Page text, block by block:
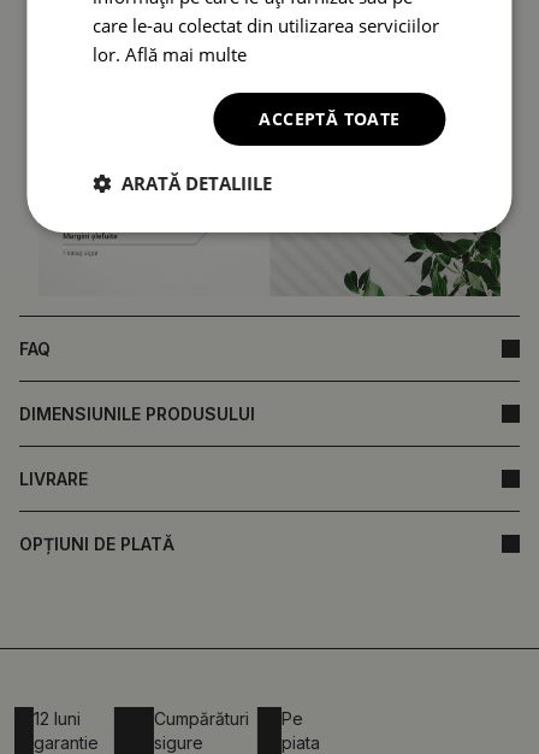
FAQ
DIMENSIUNILE PRODUSULUI
LIVRARE
OPȚIUNI DE PLATĂ
12 luni
garantie
Cumpărături
sigure
Pe
piata
care le-au colectat din utilizarea serviciilor
lor.Află mai multe
ACCEPTĂ TOATE
ARATĂ DETALIILE